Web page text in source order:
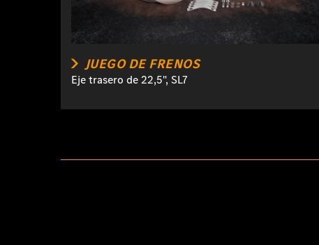
JUEGO DE FRENOS
Eje trasero de 22,5", SL7